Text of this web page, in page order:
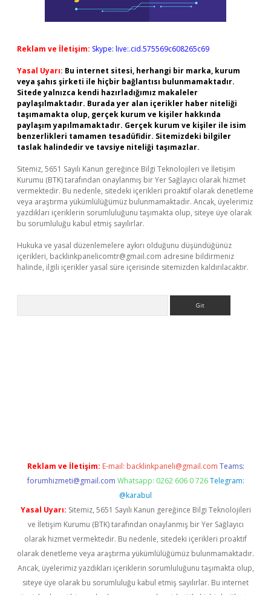
Reklam ve İletişim: Skype: live:.cid.575569c608265c69
Yasal Uyarı: Bu internet sitesi, herhangi bir marka, kurum
veya şahıs şirketi ile hiçbir bağlantısı bulunmamaktadır.
Sitede yalnızca kendi hazırladığımız makaleler
paylaşılmaktadır. Burada yer alan içerikler haber niteliği
taşımamakta olup, gerçek kurum ve kişiler hakkında
paylaşım yapılmamaktadır. Gerçek kurum ve kişiler ile isim
benzerlikleri tamamen tesadüfidir. Sitemizdeki bilgiler
taslak halindedir ve tavsiye niteliği taşımazlar.
Sitemiz, 5651 Sayılı Kanun gereğince Bilgi Teknolojileri ve İletişim
Kurumu (BTK) tarafından onaylanmış bir Yer Sağlayıcı olarak hizmet
vermektedir. Bu nedenle, sitedeki içerikleri proaktif olarak denetleme
veya araştırma yükümlülüğümüz bulunmamaktadır. Ancak, üyelerimiz
yazdıkları içeriklerin sorumluluğunu taşımakta olup, siteye üye olarak
bu sorumluluğu kabul etmiş sayılırlar.
Hukuka ve yasal düzenlemelere aykırı olduğunu düşündüğünüz
içerikleri, backlinkpanelicomtr@gmail.com adresine bildirmeniz
halinde, ilgili içerikler yasal süre içerisinde sitemizden kaldırılacaktır.
Reklam ve İletişim: E-mail: backlinkpaneli@gmail.com Teams:
forumhizmeti@gmail.com Whatsapp: 0262 606 0 726 Telegram:
@karabul
Yasal Uyarı: Sitemiz, 5651 Sayılı Kanun gereğince Bilgi Teknolojileri
ve İletişim Kurumu (BTK) tarafından onaylanmış bir Yer Sağlayıcı
olarak hizmet vermektedir. Bu nedenle, sitedeki içerikleri proaktif
olarak denetleme veya araştırma yükümlülüğümüz bulunmamaktadır.
Ancak, üyelerimiz yazdıkları içeriklerin sorumluluğunu taşımakta olup,
siteye üye olarak bu sorumluluğu kabul etmiş sayılırlar. Bu internet